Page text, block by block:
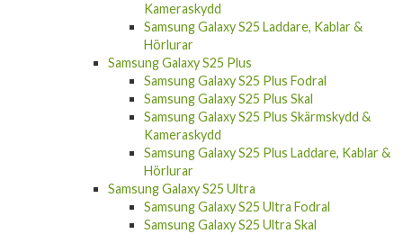
Kameraskydd
Samsung Galaxy S25 Laddare, Kablar &
Hörlurar
Samsung Galaxy S25 Plus
Samsung Galaxy S25 Plus Fodral
Samsung Galaxy S25 Plus Skal
Samsung Galaxy S25 Plus Skärmskydd &
Kameraskydd
Samsung Galaxy S25 Plus Laddare, Kablar &
Hörlurar
Samsung Galaxy S25 Ultra
Samsung Galaxy S25 Ultra Fodral
Samsung Galaxy S25 Ultra Skal